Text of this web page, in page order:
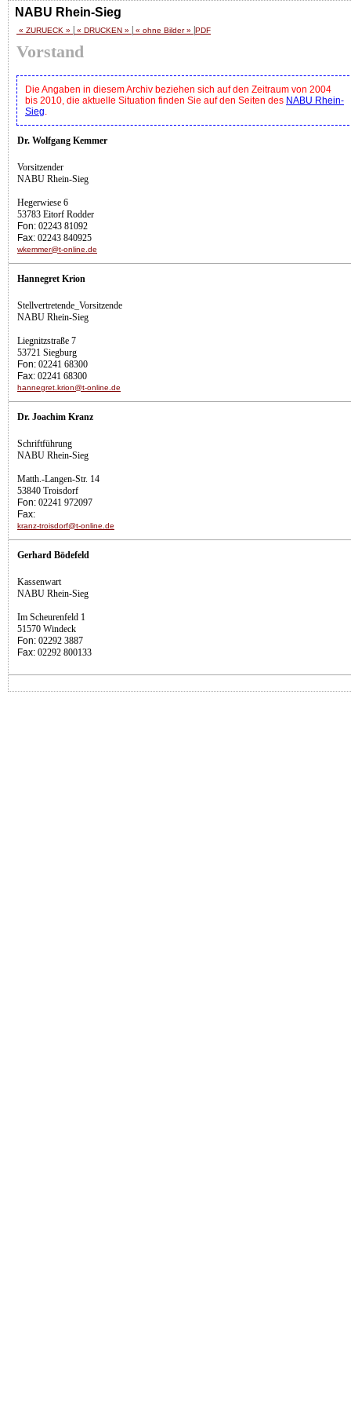
NABU Rhein-Sieg
« ZURUECK » « DRUCKEN » « ohne Bilder » PDF
Vorstand
Die Angaben in diesem Archiv beziehen sich auf den Zeitraum von 2004
bis 2010, die aktuelle Situation finden Sie auf den Seiten des NABU Rhein-
Sieg.
Dr. Wolfgang Kemmer
Vorsitzender
NABU Rhein-Sieg
Hegerwiese 6
53783 Eitorf Rodder
Fon: 02243 81092
Fax: 02243 840925
wkemmer@t-online.de
Hannegret Krion
Stellvertretende_Vorsitzende
NABU Rhein-Sieg
Liegnitzstraße 7
53721 Siegburg
Fon: 02241 68300
Fax: 02241 68300
hannegret.krion@t-online.de
Dr. Joachim Kranz
Schriftführung
NABU Rhein-Sieg
Matth.-Langen-Str. 14
53840 Troisdorf
Fon: 02241 972097
Fax:
kranz-troisdorf@t-online.de
Gerhard Bödefeld
Kassenwart
NABU Rhein-Sieg
Im Scheurenfeld 1
51570 Windeck
Fon: 02292 3887
Fax: 02292 800133